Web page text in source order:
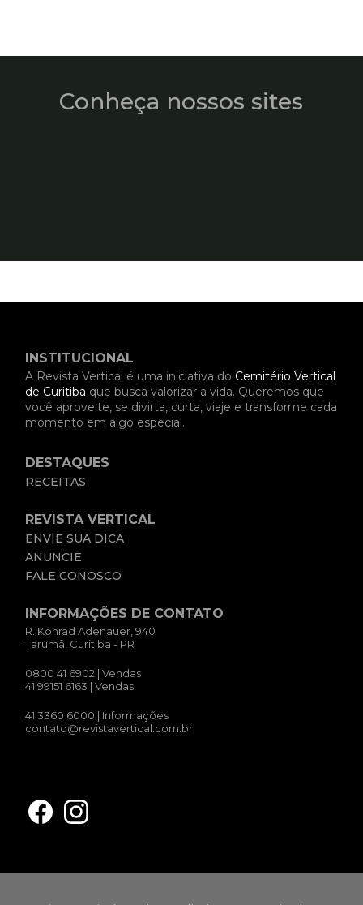
Conheça nossos sites
INSTITUCIONAL
A Revista Vertical é uma iniciativa do Cemitério Vertical
de Curitiba que busca valorizar a vida. Queremos que
você aproveite, se divirta, curta, viaje e transforme cada
momento em algo especial.
DESTAQUES
RECEITAS
REVISTA VERTICAL
ENVIE SUA DICA
ANUNCIE
FALE CONOSCO
INFORMAÇÕES DE CONTATO
R. Konrad Adenauer, 940
Tarumã, Curitiba - PR
0800 41 6902 | Vendas
41 99151 6163 | Vendas
41 3360 6000 | Informações
contato@revistavertical.com.br